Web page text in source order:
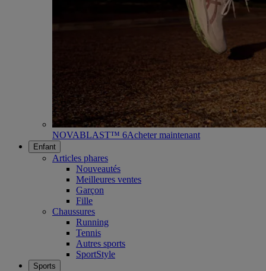
NOVABLAST™ 6Acheter maintenant
Enfant
Articles phares
Nouveautés
Meilleures ventes
Garçon
Fille
Chaussures
Running
Tennis
Autres sports
SportStyle
Sports